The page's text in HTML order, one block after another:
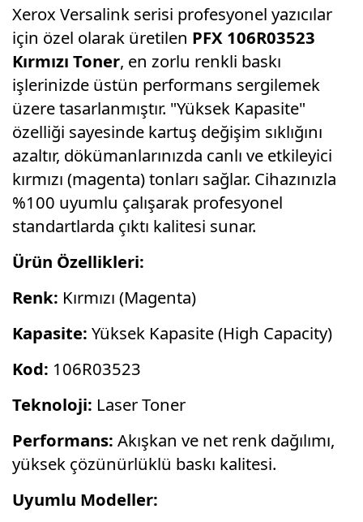
Xerox Versalink serisi profesyonel yazıcılar
için özel olarak üretilen PFX 106R03523
Kırmızı Toner, en zorlu renkli baskı
işlerinizde üstün performans sergilemek
üzere tasarlanmıştır. "Yüksek Kapasite"
özelliği sayesinde kartuş değişim sıklığını
azaltır, dökümanlarınızda canlı ve etkileyici
kırmızı (magenta) tonları sağlar. Cihazınızla
%100 uyumlu çalışarak profesyonel
standartlarda çıktı kalitesi sunar.
Ürün Özellikleri:
Renk: Kırmızı (Magenta)
Kapasite: Yüksek Kapasite (High Capacity)
Kod: 106R03523
Teknoloji: Laser Toner
Performans: Akışkan ve net renk dağılımı,
yüksek çözünürlüklü baskı kalitesi.
Uyumlu Modeller: